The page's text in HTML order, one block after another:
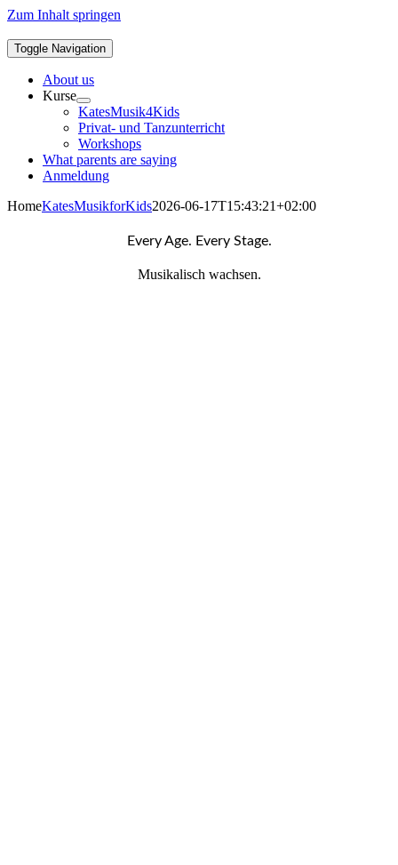
Zum Inhalt springen
Toggle Navigation
About us
Kurse
KatesMusik4Kids
Privat- und Tanzunterricht
Workshops
What parents are saying
Anmeldung
HomeKatesMusikforKids2026-06-17T15:43:21+02:00
Every Age. Every Stage.
Musikalisch wachsen.